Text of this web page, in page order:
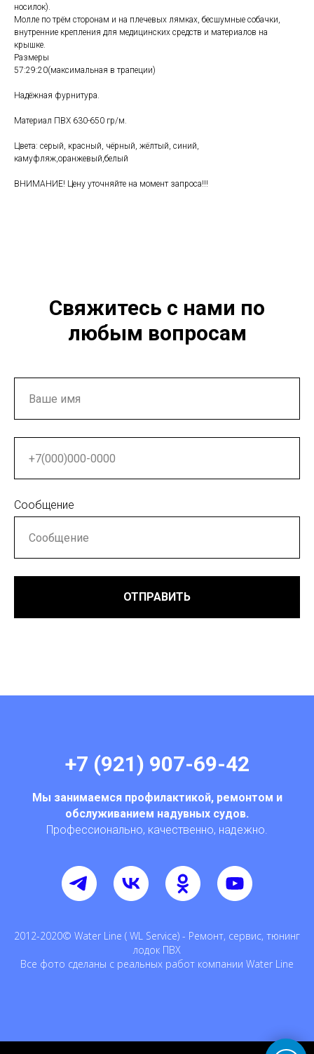
носилок).
Молле по трём сторонам и на плечевых лямках, бесшумные собачки,
внутренние крепления для медицинских средств и материалов на
крышке.
Размеры
57:29:20(максимальная в трапеции)
Надёжная фурнитура.
Материал ПВХ 630-650 гр/м.
Цвета: серый, красный, чёрный, жёлтый, синий,
камуфляж,оранжевый,белый
ВНИМАНИЕ! Цену уточняйте на момент запроса!!!
Свяжитесь с нами по
любым вопросам
Сообщение
ОТПРАВИТЬ
+7 (921) 907-69-42
Мы занимаемся профилактикой, ремонтом и
обслуживанием надувных судов.
Профессионально, качественно, надежно.
2012-2020© Water Line ( WL Service) - Ремонт, сервис, тюнинг
лодок ПВХ
Все фото сделаны с реальных работ компании Water Line